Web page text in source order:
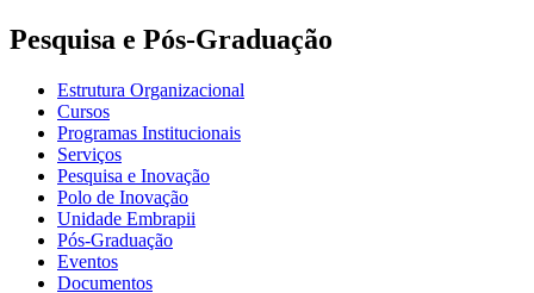
Pesquisa e Pós-Graduação
Estrutura Organizacional
Cursos
Programas Institucionais
Serviços
Pesquisa e Inovação
Polo de Inovação
Unidade Embrapii
Pós-Graduação
Eventos
Documentos